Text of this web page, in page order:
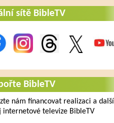
sítě BibleTV
BibleTV
nám financovat realizaci a další
internetové televize BibleTV